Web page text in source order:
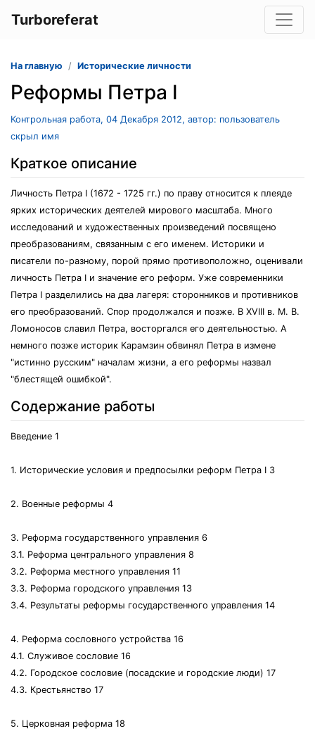
Turboreferat
На главную Исторические личности
Реформы Петра I
Контрольная работа, 04 Декабря 2012, автор: пользователь
скрыл имя
Краткое описание
Личность Петра I (1672 - 1725 гг.) по праву относится к плеяде
ярких исторических деятелей мирового масштаба. Много
исследований и художественных произведений посвящено
преобразованиям, связанным с его именем. Историки и
писатели по-разному, порой прямо противоположно, оценивали
личность Петра I и значение его реформ. Уже современники
Петра I разделились на два лагеря: сторонников и противников
его преобразований. Спор продолжался и позже. В XVIII в. М. В.
Ломоносов славил Петра, восторгался его деятельностью. А
немного позже историк Карамзин обвинял Петра в измене
"истинно русским" началам жизни, а его реформы назвал
"блестящей ошибкой".
Содержание работы
Введение 1
1. Исторические условия и предпосылки реформ Петра I 3
2. Военные реформы 4
3. Реформа государственного управления 6
3.1. Реформа центрального управления 8
3.2. Реформа местного управления 11
3.3. Реформа городского управления 13
3.4. Результаты реформы государственного управления 14
4. Реформа сословного устройства 16
4.1. Служивое сословие 16
4.2. Городское сословие (посадские и городские люди) 17
4.3. Крестьянство 17
5. Церковная реформа 18